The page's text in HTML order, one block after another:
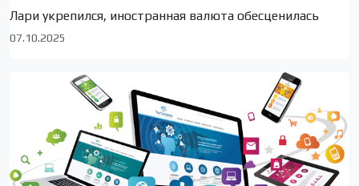
Лари укрепился, иностранная валюта обесценилась
07.10.2025